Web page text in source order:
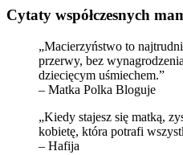
Cytaty współczesnych
„Macierzyństwo to
przerwy, bez
dziecięcym uśmiechem.”
– Matka Polka Bloguje
„Kiedy stajesz się matką,
kobietę, która potrafi
– Hafija